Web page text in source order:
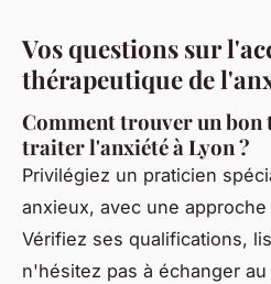
Vos questions sur
thérapeutique de
Comment trouver un bon
traiter l'anxiété à Lyon ?
Privilégiez un praticien
anxieux, avec une
Vérifiez ses qualifications,
n'hésitez pas à échanger